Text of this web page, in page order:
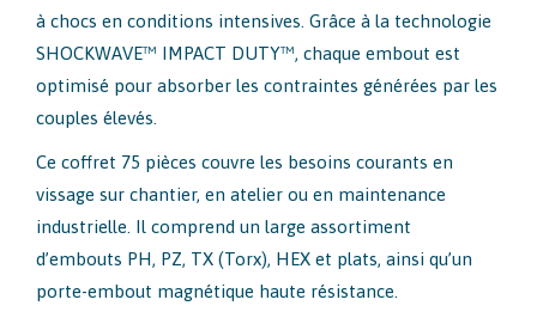
à chocs en conditions intensives. Grâce à la technologie
SHOCKWAVE™ IMPACT DUTY™, chaque embout est
optimisé pour absorber les contraintes générées par les
couples élevés.
Ce coffret 75 pièces couvre les besoins courants en
vissage sur chantier, en atelier ou en maintenance
industrielle. Il comprend un large assortiment
d’embouts PH, PZ, TX (Torx), HEX et plats, ainsi qu’un
porte-embout magnétique haute résistance.